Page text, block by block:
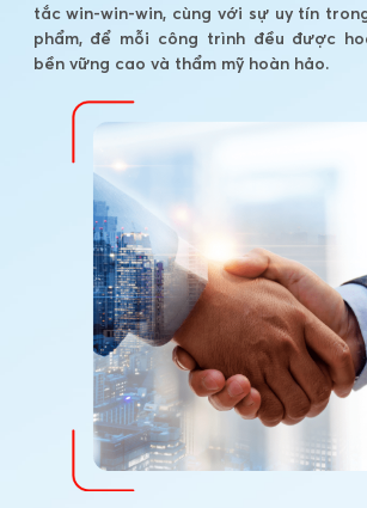
tắc win-win-win, cùng với sự uy tín
phẩm, để mỗi công trình đều được
bền vững cao và thẩm mỹ hoàn hảo.